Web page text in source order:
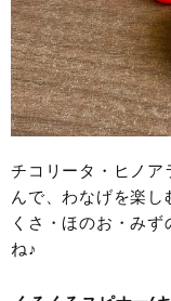
チコリータ・ヒノア
んで、わなげを楽し
くさ・ほのお・み
ね♪